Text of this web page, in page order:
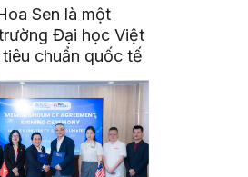
Sen là một
Đại học Việt
chuẩn quốc tế